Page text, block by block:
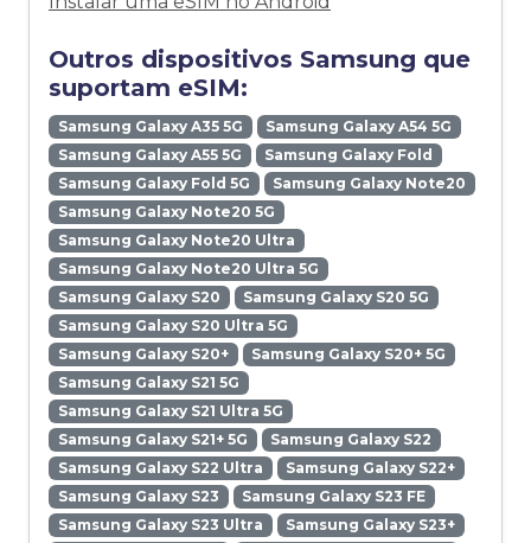
Outros dispositivos Samsung que
suportam eSIM:
Samsung Galaxy A35 5G
Samsung Galaxy A54 5G
Samsung Galaxy A55 5G
Samsung Galaxy Fold
Samsung Galaxy Fold 5G
Samsung Galaxy Note20
Samsung Galaxy Note20 5G
Samsung Galaxy Note20 Ultra
Samsung Galaxy Note20 Ultra 5G
Samsung Galaxy S20
Samsung Galaxy S20 5G
Samsung Galaxy S20 Ultra 5G
Samsung Galaxy S20+
Samsung Galaxy S20+ 5G
Samsung Galaxy S21 5G
Samsung Galaxy S21 Ultra 5G
Samsung Galaxy S21+ 5G
Samsung Galaxy S22
Samsung Galaxy S22 Ultra
Samsung Galaxy S22+
Samsung Galaxy S23
Samsung Galaxy S23 FE
Samsung Galaxy S23 Ultra
Samsung Galaxy S23+